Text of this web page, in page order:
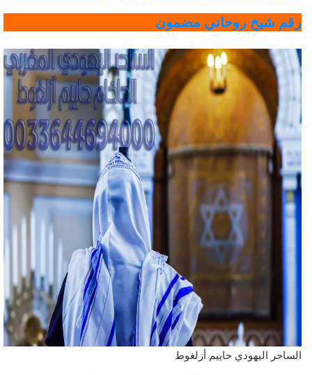
رقم شيخ روحاني مضمون
الساحر اليهودي حاييم أزلغوط